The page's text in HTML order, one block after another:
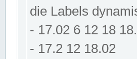
die Labels
- 17.02 6 12 18
- 17.2 12 18.02